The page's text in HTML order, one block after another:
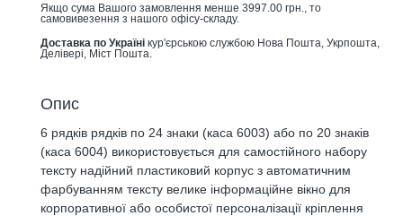
Якщо сума Вашого замовлення менше 3997.00 грн., то
самовивезення з нашого офісу-складу.
Доставка по Україні кур'єрською службою Нова Пошта, Укрпошта,
Делівері, Міст Пошта.
Опис
6 рядків рядків по 24 знаки (каса 6003) або по 20 знаків
(каса 6004) використовується для самостійного набору
тексту надійний пластиковий корпус з автоматичним
фарбуванням тексту велике інформаційне вікно для
корпоративної або особистої персоналізації кріплення